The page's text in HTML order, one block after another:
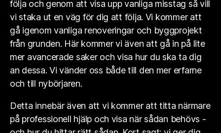
följa och genom att visa upp vanliga misstag så vill
vi staka ut en väg för dig att följa. Vi kommer att
gå igenom vanliga renoveringar och byggprojekt
från grunden. Här kommer vi även att gå in på lite
mer avancerade saker och visa hur du ska ta dig
an dessa. Vi vänder oss både till den mer erfarne
och till nybörjaren.
Detta innebär även att vi kommer att titta närmare
på professionell hjälp och visa när sådan behövs -